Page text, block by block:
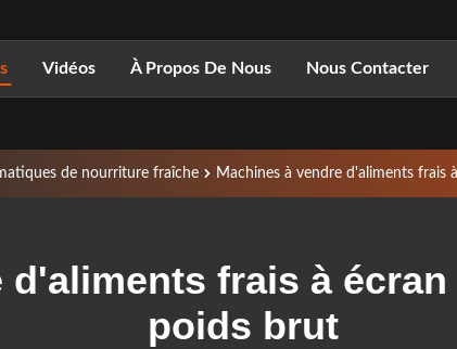
Vidéos À Propos De Nous Nous Contacter
de nourriture fraîche Machines à vendre d'aliments frais
frais à écran
poids brut